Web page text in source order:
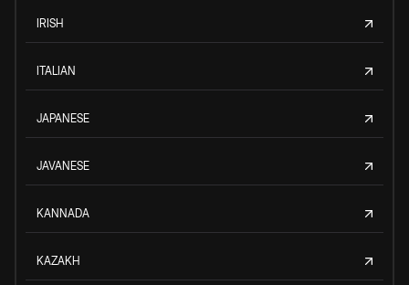
IRISH
ITALIAN
JAPANESE
JAVANESE
KANNADA
KAZAKH